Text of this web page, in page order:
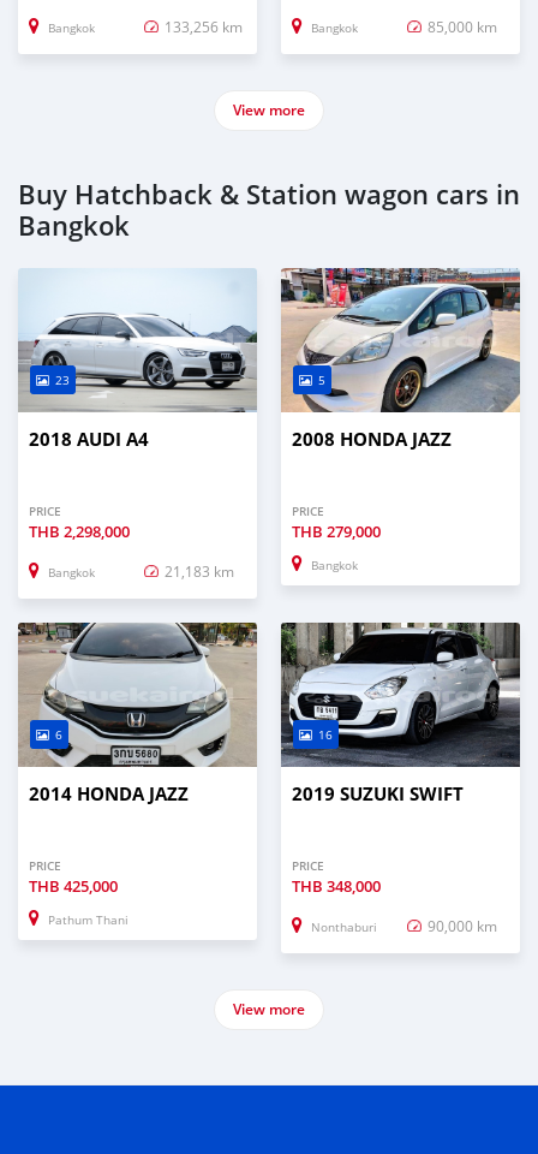
Bangkok 133,256 km Bangkok 85,000 km
View more
Buy Hatchback & Station wagon cars in
Bangkok
23
2018 AUDI A4
PRICE
THB 2,298,000
Bangkok 21,183 km
5
2008 HONDA JAZZ
PRICE
THB 279,000
Bangkok
6
2014 HONDA JAZZ
PRICE
THB 425,000
Pathum Thani
16
2019 SUZUKI SWIFT
PRICE
THB 348,000
Nonthaburi 90,000 km
View more